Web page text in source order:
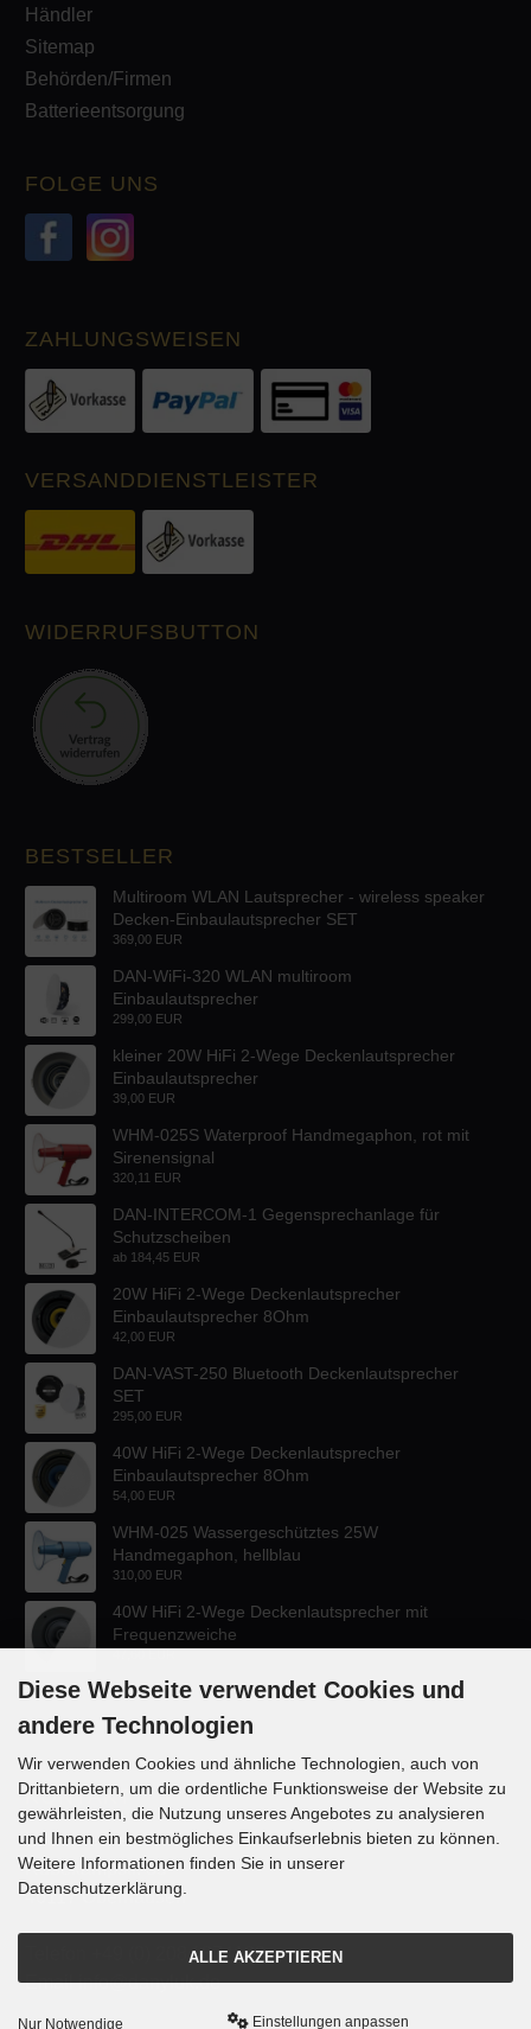
Händler
Sitemap
Behörden/Firmen
Batterieentsorgung
FOLGE UNS
ZAHLUNGSWEISEN
VERSANDDIENSTLEISTER
WIDERRUFSBUTTON
BESTSELLER
Multiroom WLAN Lautsprecher - wireless speaker
Decken-Einbaulautsprecher SET
369,00 EUR
DAN-WiFi-320 WLAN multiroom
Einbaulautsprecher
299,00 EUR
kleiner 20W HiFi 2-Wege Deckenlautsprecher
Einbaulautsprecher
39,00 EUR
WHM-025S Waterproof Handmegaphon, rot mit
Sirenensignal
320,11 EUR
DAN-INTERCOM-1 Gegensprechanlage für
Schutzscheiben
ab 184,45 EUR
20W HiFi 2-Wege Deckenlautsprecher
Einbaulautsprecher 8Ohm
42,00 EUR
DAN-VAST-250 Bluetooth Deckenlautsprecher
SET
295,00 EUR
40W HiFi 2-Wege Deckenlautsprecher
Einbaulautsprecher 8Ohm
54,00 EUR
WHM-025 Wassergeschütztes 25W
Handmegaphon, hellblau
310,00 EUR
40W HiFi 2-Wege Deckenlautsprecher mit
Frequenzweiche
KONTAKT
Lautsprecher-OnlineShop.de
Rübekampstr. 35
46117 Oberhausen
Telefon +49 (0) 208 / 874188
Email info@danyluk.de
Diese Webseite verwendet Cookies und
andere Technologien
Wir verwenden Cookies und ähnliche Technologien, auch von
Drittanbietern, um die ordentliche Funktionsweise der Website zu
gewährleisten, die Nutzung unseres Angebotes zu analysieren
und Ihnen ein bestmögliches Einkaufserlebnis bieten zu können.
Weitere Informationen finden Sie in unserer
Datenschutzerklärung.
ALLE AKZEPTIEREN
Nur Notwendige Einstellungen anpassen